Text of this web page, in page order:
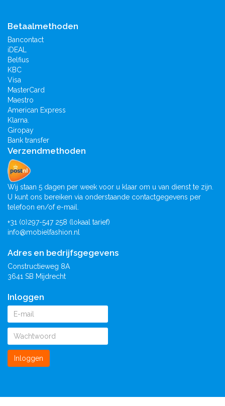
Betaalmethoden
Bancontact
iDEAL
Belfius
KBC
Visa
MasterCard
Maestro
American Express
Klarna.
Giropay
Bank transfer
Verzendmethoden
Wij staan 5 dagen per week voor u klaar om u van dienst te zijn.
U kunt ons bereiken via onderstaande contactgegevens per
telefoon en/of e-mail.
+31 (0)297-547 258 (lokaal tarief)
info@mobielfashion.nl
Adres en bedrijfsgegevens
Constructieweg 8A
3641 SB Mijdrecht
Inloggen
Inloggen